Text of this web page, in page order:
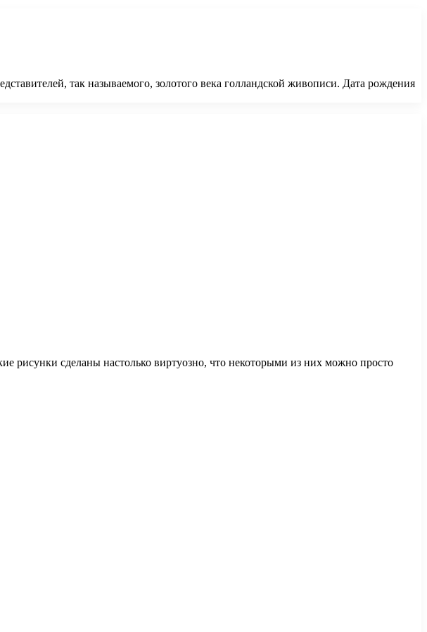
так называемого, золотого века голландской живописи. Дата рождения
рисунки сделаны настолько виртуозно, что некоторыми из них можно просто